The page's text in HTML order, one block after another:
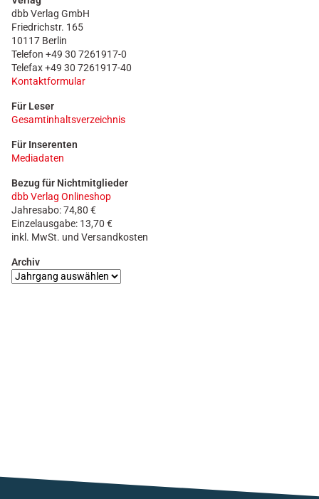
dbb Verlag GmbH
Friedrichstr. 165
10117 Berlin
Telefon +49 30 7261917-0
Telefax +49 30 7261917-40
Kontaktformular
Für Leser
Gesamtinhaltsverzeichnis
Für Inserenten
Mediadaten
Bezug für Nichtmitglieder
dbb Verlag Onlineshop
Jahresabo: 74,80 €
Einzelausgabe: 13,70 €
inkl. MwSt. und Versandkosten
Archiv